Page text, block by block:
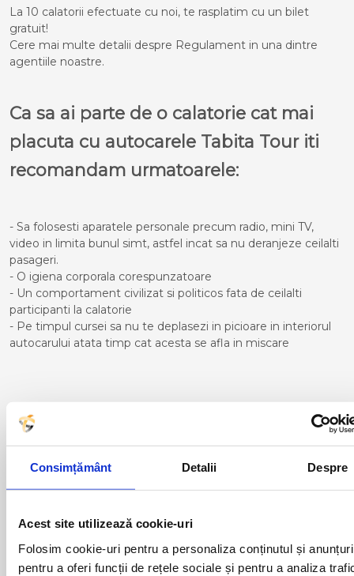
Consimțământ Detalii Despre
Acest site utilizează cookie-uri
Folosim cookie-uri pentru a personaliza conținutul și
pentru a oferi funcții de rețele sociale și pentru a analiza
La 10 calatorii efectuate cu noi, te rasplatim cu un bilet
gratuit!
Cere mai multe detalii despre Regulament in una dintre
agentiile noastre.
Ca sa ai parte de o calatorie cat mai
placuta cu autocarele Tabita Tour iti
recomandam urmatoarele:
- Sa folosesti aparatele personale precum radio, mini TV,
video in limita bunul simt, astfel incat sa nu deranjeze ceilalti
pasageri.
- O igiena corporala corespunzatoare
- Un comportament civilizat si politicos fata de ceilalti
participanti la calatorie
- Pe timpul cursei sa nu te deplasezi in picioare in interiorul
autocarului atata timp cat acesta se afla in miscare
Curse din Romania catre
LINARES:
ACAS
ADJUD
ALBA IULIA
ALEXANDRIA
ARAD
LUGOJ
MEDIAS
MOINESTI
MOTCA